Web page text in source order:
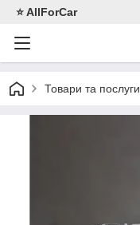
⭐️ AllForCar
Товари та послуги